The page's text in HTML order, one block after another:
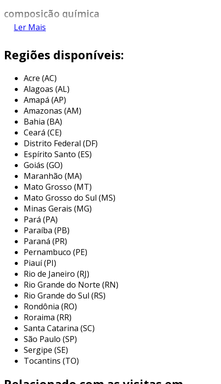
composição química
o sae 1020 é composto principalmente por
aproximadamente 0,20%. este nível de carbono
maleabilidade. a seguir, estão os principais
componentes da sua composição:
carbono (c): 0,18 a 0,23%
manganês (mn)
fósforo (p): máximo de 0,04%
enxofre (s): máximo de 0,05%
esses elementos conferem ao aço 1020 suas
propriedades mecânicas específicas, tornando-
o uma escolha versátil para diferentes
indústrias.
propriedades mecânicas
as propriedades mecânicas do sae 1020 são
fundamentais para as suas aplicações. entre as
principais características, destacam-se:
resistência à tração: aproximadamente
400 mpa.
limite de esforço: em torno de 250 mpa.
dureza: variedade de surpresas de
dureza, dependendo do tratamento
térmico.
Ler Mais
Regiões disponíveis:
Acre (AC)
Alagoas (AL)
Amapá (AP)
Amazonas (AM)
Bahia (BA)
Ceará (CE)
Distrito Federal (DF)
Espírito Santo (ES)
Goiás (GO)
Maranhão (MA)
Mato Grosso (MT)
Mato Grosso do Sul (MS)
Minas Gerais (MG)
Pará (PA)
Paraíba (PB)
Paraná (PR)
Pernambuco (PE)
Piauí (PI)
Rio de Janeiro (RJ)
Rio Grande do Norte (RN)
Rio Grande do Sul (RS)
Rondônia (RO)
Roraima (RR)
Santa Catarina (SC)
São Paulo (SP)
Sergipe (SE)
Tocantins (TO)